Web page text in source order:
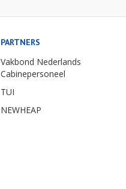
PARTNERS
Vakbond Nederlands
Cabinepersoneel
TUI
NEWHEAP